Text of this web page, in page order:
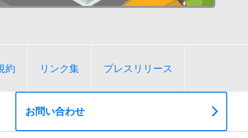
約 リンク集 プレスリリース
お問い合わせ